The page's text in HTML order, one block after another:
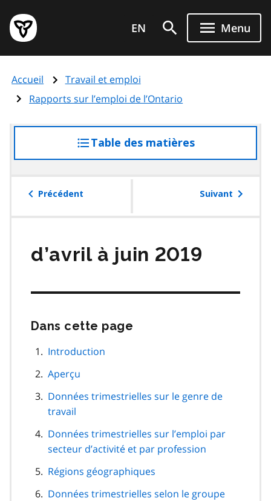
au
contenu
principal
Page
d'accueil
de
l'Ontario
EN Menu
Accueil
Travail et emploi
Rapports sur l’emploi de l’Ontario
Table des matières
à
table
Précédent Suivant
d’avril à juin 2019
Dans cette page
Introduction
Aperçu
Données trimestrielles sur le genre de
travail
Données trimestrielles sur l’emploi par
secteur d’activité et par profession
Régions géographiques
Données trimestrielles selon le groupe